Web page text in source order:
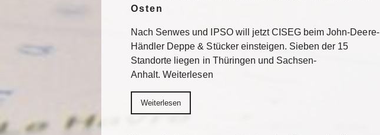
Osten
Nach Senwes und IPSO will jetzt CISEG beim John-Deere-
Händler Deppe & Stücker einsteigen. Sieben der 15
Standorte liegen in Thüringen und Sachsen-
Anhalt. Weiterlesen
Weiterlesen